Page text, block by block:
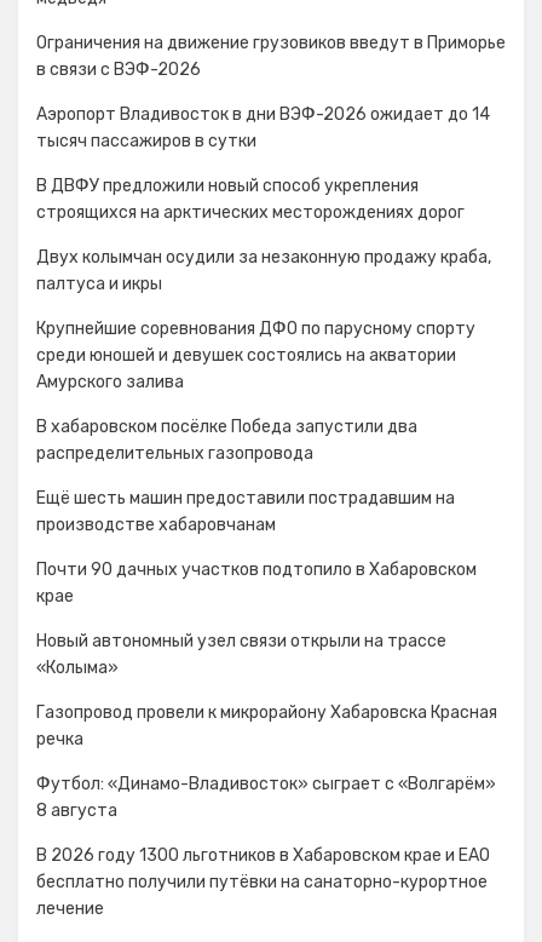
Ограничения на движение грузовиков введут в Приморье
в связи с ВЭФ-2026
Аэропорт Владивосток в дни ВЭФ-2026 ожидает до 14
тысяч пассажиров в сутки
В ДВФУ предложили новый способ укрепления
строящихся на арктических месторождениях дорог
Двух колымчан осудили за незаконную продажу краба,
палтуса и икры
Крупнейшие соревнования ДФО по парусному спорту
среди юношей и девушек состоялись на акватории
Амурского залива
В хабаровском посёлке Победа запустили два
распределительных газопровода
Ещё шесть машин предоставили пострадавшим на
производстве хабаровчанам
Почти 90 дачных участков подтопило в Хабаровском
крае
Новый автономный узел связи открыли на трассе
«Колыма»
Газопровод провели к микрорайону Хабаровска Красная
речка
Футбол: «Динамо-Владивосток» сыграет с «Волгарём»
8 августа
В 2026 году 1300 льготников в Хабаровском крае и ЕАО
бесплатно получили путёвки на санаторно-курортное
лечение